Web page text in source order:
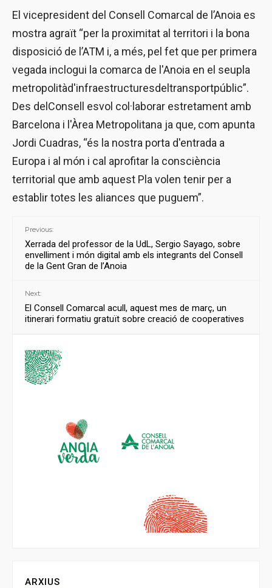
El vicepresident del Consell Comarcal de l’Anoia es
mostra agraït “per la proximitat al territori i la bona
disposició de l’ATM i, a més, pel fet que per primera
vegada inclogui la comarca de l'Anoia en el seupla
metropolitàd'infraestructuresdeltransportpúblic”.
Des delConsell esvol col·laborar estretament amb
Barcelona i l'Àrea Metropolitana ja que, com apunta
Jordi Cuadras, “és la nostra porta d'entrada a
Europa i al món i cal aprofitar la consciència
territorial que amb aquest Pla volen tenir per a
establir totes les aliances que puguem”.
Previous:
Xerrada del professor de la UdL, Sergio Sayago, sobre
envelliment i món digital amb els integrants del Consell
de la Gent Gran de l’Anoia
Next:
El Consell Comarcal acull, aquest mes de març, un
itinerari formatiu gratuït sobre creació de cooperatives
ARXIUS